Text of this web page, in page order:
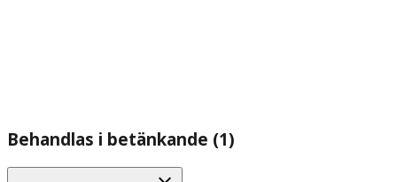
Behandlas i betänkande (1)